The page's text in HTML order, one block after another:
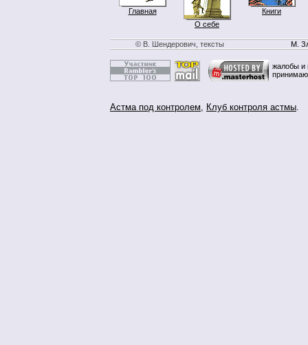
Главная
О себе
Книги
© В. Шендерович, тексты М.
жалобы и
Астма под контролем, Клуб контроля астмы.